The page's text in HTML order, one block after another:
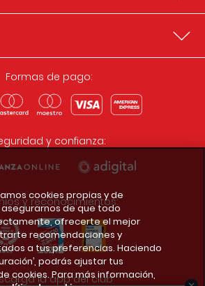
Formas de pago:
y confianza:
y reconocimientos:
la app del club
cookies propias y de
de que todo
ofrecerte el mejor
recomendaciones y
a tus preferencias. Haciendo
podrás ajustar tus
cookies. Para más información,